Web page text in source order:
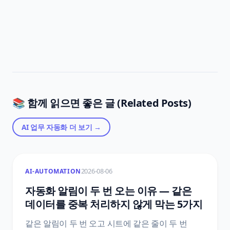
📚 함께 읽으면 좋은 글 (Related Posts)
AI 업무 자동화더 보기 →
AI-AUTOMATION2026-08-06
자동화 알림이 두 번 오는 이유 — 같은
데이터를 중복 처리하지 않게 막는 5가지
같은 알림이 두 번 오고 시트에 같은 줄이 두 번